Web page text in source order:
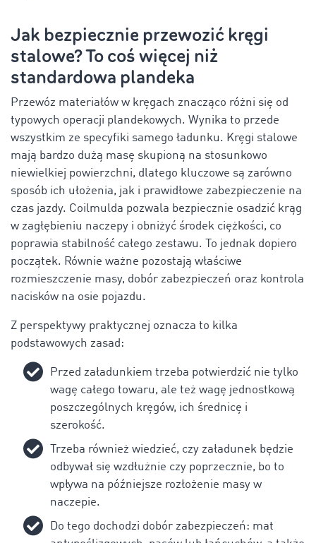
Jak bezpiecznie przewozić kręgi
stalowe? To coś więcej niż
standardowa plandeka
Przewóz materiałów w kręgach znacząco różni się od
typowych operacji plandekowych. Wynika to przede
wszystkim ze specyfiki samego ładunku. Kręgi stalowe
mają bardzo dużą masę skupioną na stosunkowo
niewielkiej powierzchni, dlatego kluczowe są zarówno
sposób ich ułożenia, jak i prawidłowe zabezpieczenie na
czas jazdy. Coilmulda pozwala bezpiecznie osadzić krąg
w zagłębieniu naczepy i obniżyć środek ciężkości, co
poprawia stabilność całego zestawu. To jednak dopiero
początek. Równie ważne pozostają właściwe
rozmieszczenie masy, dobór zabezpieczeń oraz kontrola
nacisków na osie pojazdu.
Z perspektywy praktycznej oznacza to kilka
podstawowych zasad:
Przed załadunkiem trzeba potwierdzić nie tylko
wagę całego towaru, ale też wagę jednostkową
poszczególnych kręgów, ich średnicę i
szerokość.
Trzeba również wiedzieć, czy załadunek będzie
odbywał się wzdłużnie czy poprzecznie, bo to
wpływa na późniejsze rozłożenie masy w
naczepie.
Do tego dochodzi dobór zabezpieczeń: mat